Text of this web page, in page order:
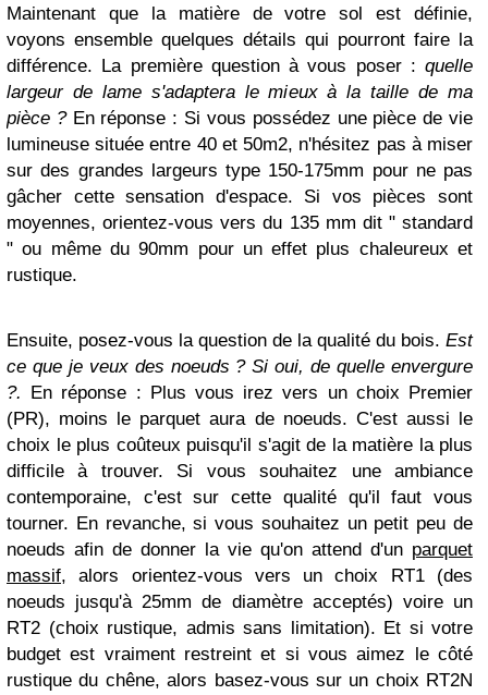
Maintenant que la matière de votre sol est définie,
voyons ensemble quelques détails qui pourront faire la
différence. La première question à vous poser : quelle
largeur de lame s'adaptera le mieux à la taille de ma
pièce ?En réponse : Si vous possédez une pièce de vie
lumineuse située entre 40 et 50m2, n'hésitez pas à miser
sur des grandes largeurs type 150-175mm pour ne pas
gâcher cette sensation d'espace. Si vos pièces sont
moyennes, orientez-vous vers du 135 mm dit " standard
" ou même du 90mm pour un effet plus chaleureux et
rustique.
Ensuite, posez-vous la question de la qualité du bois. Est
ce que je veux des noeuds ? Si oui, de quelle envergure
?. En réponse : Plus vous irez vers un choix Premier
(PR), moins le parquet aura de noeuds. C'est aussi le
choix le plus coûteux puisqu'il s'agit de la matière la plus
difficile à trouver. Si vous souhaitez une ambiance
contemporaine, c'est sur cette qualité qu'il faut vous
tourner. En revanche, si vous souhaitez un petit peu de
noeuds afin de donner la vie qu'on attend d'un parquet
massif, alors orientez-vous vers un choix RT1 (des
noeuds jusqu'à 25mm de diamètre acceptés) voire un
RT2 (choix rustique, admis sans limitation). Et si votre
budget est vraiment restreint et si vous aimez le côté
rustique du chêne, alors basez-vous sur un choix RT2N